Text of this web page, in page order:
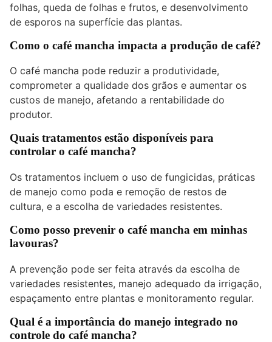
folhas, queda de folhas e frutos, e desenvolvimento
de esporos na superfície das plantas.
Como o café mancha impacta a produção de café?
O café mancha pode reduzir a produtividade,
comprometer a qualidade dos grãos e aumentar os
custos de manejo, afetando a rentabilidade do
produtor.
Quais tratamentos estão disponíveis para
controlar o café mancha?
Os tratamentos incluem o uso de fungicidas, práticas
de manejo como poda e remoção de restos de
cultura, e a escolha de variedades resistentes.
Como posso prevenir o café mancha em minhas
lavouras?
A prevenção pode ser feita através da escolha de
variedades resistentes, manejo adequado da irrigação,
espaçamento entre plantas e monitoramento regular.
Qual é a importância do manejo integrado no
controle do café mancha?